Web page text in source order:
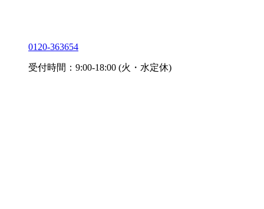
0120-363654
受付時間：9:00-18:00 (火・水定休)